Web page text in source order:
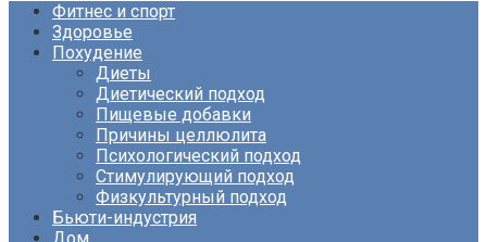
Фитнес и спорт
Здоровье
Похудение
Диеты
Диетический подход
Пищевые добавки
Причины целлюлита
Психологический подход
Стимулирующий подход
Физкультурный подход
Бьюти-индустрия